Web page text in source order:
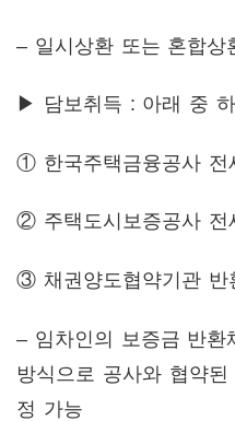
– 일시상환 또는 혼합상
▶ 담보취득 : 아래 중
① 한국주택금융공사 전
② 주택도시보증공사 전
③ 채권양도협약기관 반
– 임차인의 보증금 반환
방식으로 공사와 협약
정 가능